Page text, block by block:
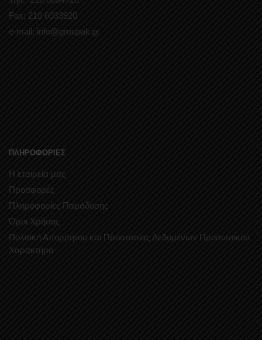
Fax: 210 6033920
e-mail: info@groupak.gr
ΠΛΗΡΟΦΟΡΙΕΣ
Η εταιρεία μας
Προσφορές
Πληροφορίες Παράδοσης
Όροι Χρήσης
Πολιτική Απορρήτου και Προστασίας Δεδομένων Προσωπικού
Χαρακτήρα